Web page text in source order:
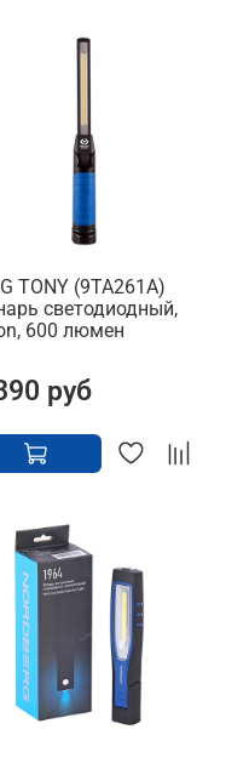
TONY (9TA261A)
светодиодный,
600 люмен
руб